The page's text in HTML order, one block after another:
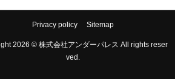
Privacy policy Sitemap
2026 © 株式会社アンダーパレス All rights reser
ved.